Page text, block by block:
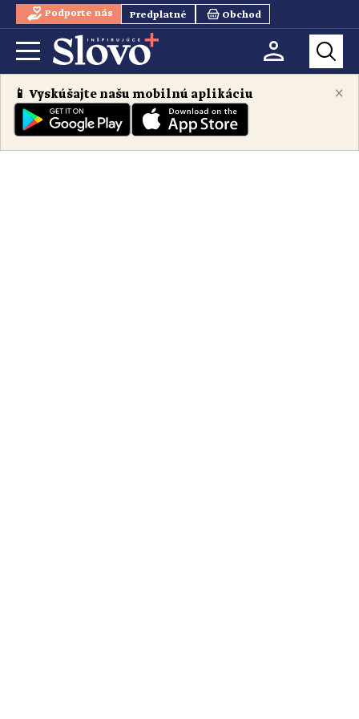
Podporte nás Predplatné Obchod
×
📱 Vyskúšajte našu mobilnú aplikáciu